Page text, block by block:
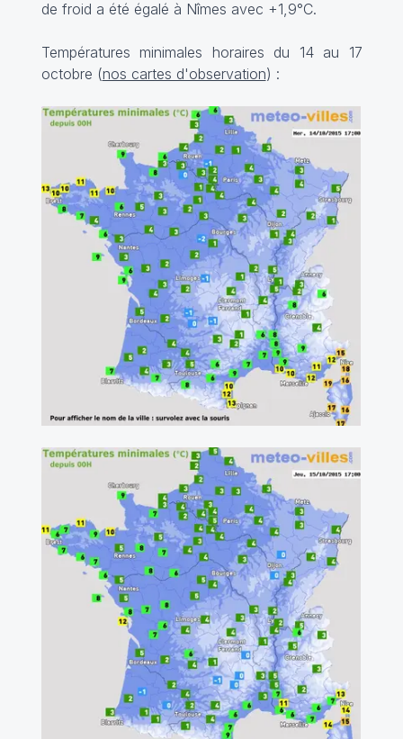
de froid a été égalé à Nîmes avec +1,9°C.
Températures minimales horaires du 14 au 17
octobre (nos cartes d'observation) :